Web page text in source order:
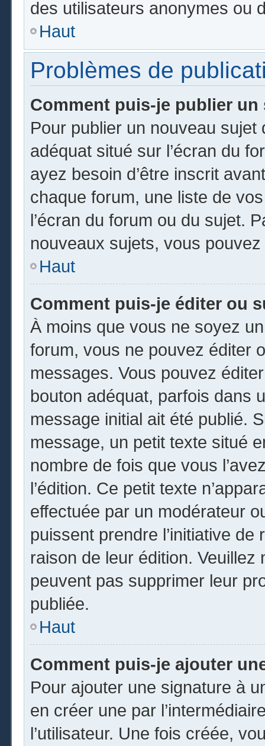
des utilisateurs anonymes ou
Haut
Problèmes de
Comment puis-je publier
Pour publier un nouveau
adéquat situé sur l’écran du
ayez besoin d’être inscrit
chaque forum, une liste de
l’écran du forum ou du sujet.
nouveaux sujets, vous
Haut
Comment puis-je éditer ou
À moins que vous ne soyez
forum, vous ne pouvez éditer
messages. Vous pouvez
bouton adéquat, parfois dans
message initial ait été publié.
message, un petit texte situé
nombre de fois que vous
l’édition. Ce petit texte
effectuée par un modérateur
puissent prendre l’initiative
raison de leur édition.
peuvent pas supprimer leur
publiée.
Haut
Comment puis-je ajouter
Pour ajouter une signature à
en créer une par
l’utilisateur. Une fois créée,